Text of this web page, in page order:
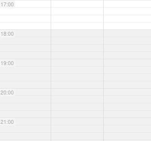
17:00
18:00
19:00
20:00
21:00